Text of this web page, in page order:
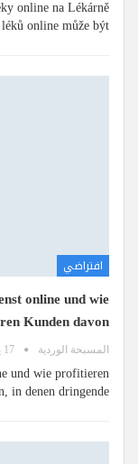
online na Lékárně
online může být…
افتراضي
online und wie
Kunden davon
المسبحة الوردية 17 يونيو، 2026
und wie profitieren
in denen dringende…